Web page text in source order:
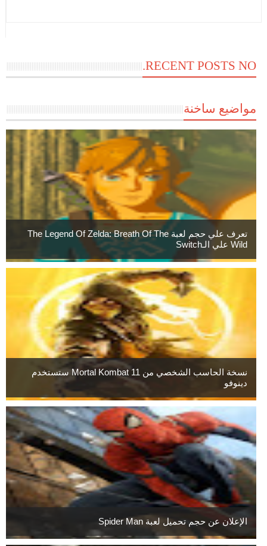
RECENT POSTS NO.
مواضيع ساخنة
تعرف علي حجم لعبة The Legend Of Zelda: Breath Of The
Wild علي الـSwitch
نسخة الحاسب الشخصي من Mortal Kombat 11 ستستخدم
دينوفو
الإعلان عن حجم تحميل لعبة Spider Man